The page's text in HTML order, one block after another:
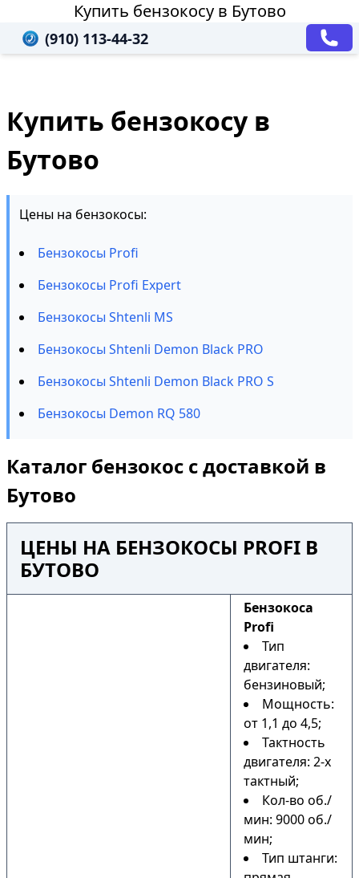
Купить бензокосу в Бутово
(910) 113-44-32
Купить бензокосу в
Бутово
Цены на бензокосы:
Бензокосы Profi
Бензокосы Profi Expert
Бензокосы Shtenli MS
Бензокосы Shtenli Demon Black PRO
Бензокосы Shtenli Demon Black PRO S
Бензокосы Demon RQ 580
Каталог бензокос с доставкой в
Бутово
ЦЕНЫ НА БЕНЗОКОСЫ PROFI В
БУТОВО
Бензокоса
Profi
Тип
двигателя:
бензиновый;
Мощность:
от 1,1 до 4,5;
Тактность
двигателя: 2-х
тактный;
Кол-во об./
мин: 9000 об./
мин;
Тип штанги: